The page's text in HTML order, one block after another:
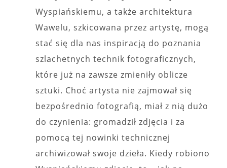
Wyspiańskiemu, a także architektura
Wawelu, szkicowana przez artystę, mogą
stać się dla nas inspiracją do poznania
szlachetnych technik fotograficznych,
które już na zawsze zmieniły oblicze
sztuki. Choć artysta nie zajmował się
bezpośrednio fotografią, miał z nią dużo
do czynienia: gromadził zdjęcia i za
pomocą tej nowinki technicznej
archiwizował swoje dzieła. Kiedy robiono